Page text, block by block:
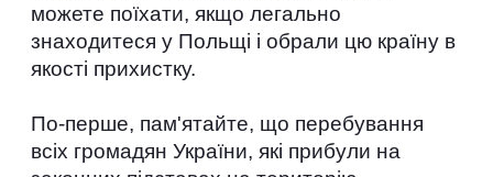
можете поїхати, якщо легально
знаходитеся у Польщі і обрали цю країну в
якості прихистку.
По-перше, пам'ятайте, що перебування
всіх громадян України, які прибули на